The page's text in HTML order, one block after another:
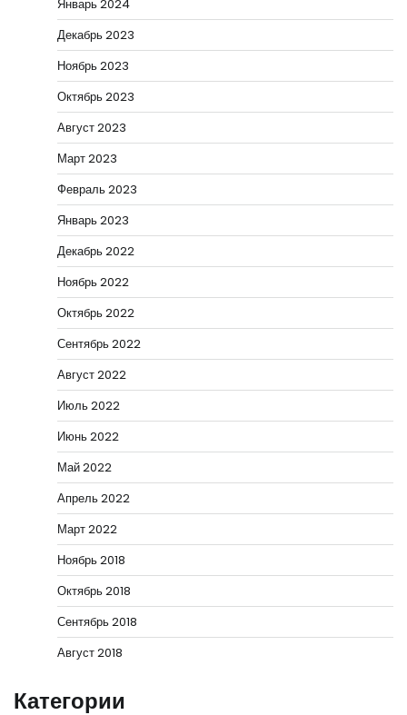
Январь 2024
Декабрь 2023
Ноябрь 2023
Октябрь 2023
Август 2023
Март 2023
Февраль 2023
Январь 2023
Декабрь 2022
Ноябрь 2022
Октябрь 2022
Сентябрь 2022
Август 2022
Июль 2022
Июнь 2022
Май 2022
Апрель 2022
Март 2022
Ноябрь 2018
Октябрь 2018
Сентябрь 2018
Август 2018
Категории